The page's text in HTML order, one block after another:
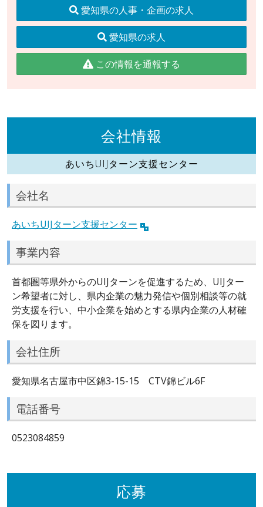
愛知県の人事・企画の求人
愛知県の求人
この情報を通報する
会社情報
あいちUIJターン支援センター
会社名
あいちUIJターン支援センター
事業内容
首都圏等県外からのUIJターンを促進するため、UIJター
ン希望者に対し、県内企業の魅力発信や個別相談等の就
労支援を行い、中小企業を始めとする県内企業の人材確
保を図ります。
会社住所
愛知県名古屋市中区錦3-15-15 CTV錦ビル6F
電話番号
0523084859
応募